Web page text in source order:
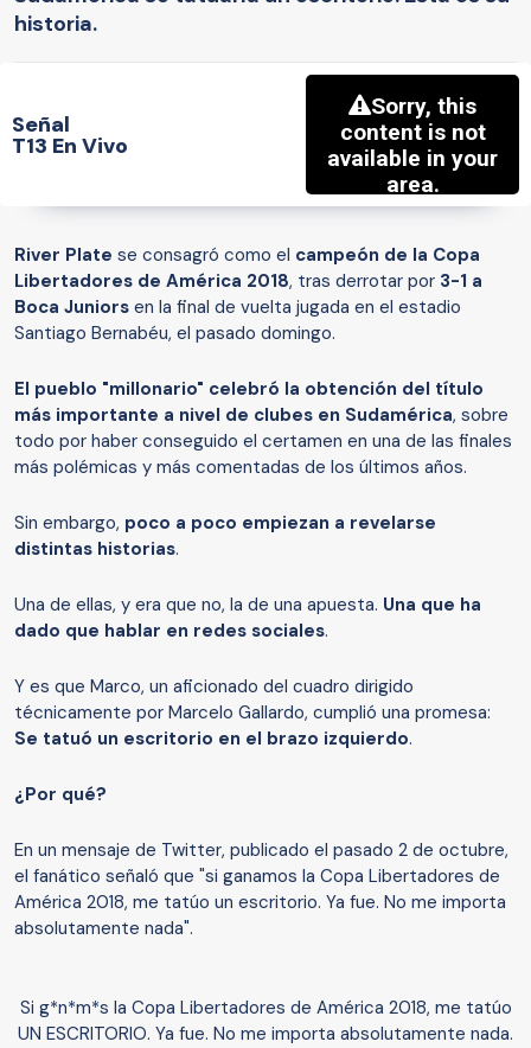
historia.
Señal
T13 En Vivo
River Plate se consagró como el campeón de la Copa
Libertadores de América 2018, tras derrotar por 3-1 a
Boca Juniors en la final de vuelta jugada en el estadio
Santiago Bernabéu, el pasado domingo.
El pueblo "millonario" celebró la obtención del título
más importante a nivel de clubes en Sudamérica, sobre
todo por haber conseguido el certamen en una de las finales
más polémicas y más comentadas de los últimos años.
Sin embargo, poco a poco empiezan a revelarse
distintas historias.
Una de ellas, y era que no, la de una apuesta. Una que ha
dado que hablar en redes sociales.
Y es que Marco, un aficionado del cuadro dirigido
técnicamente por Marcelo Gallardo, cumplió una promesa:
Se tatuó un escritorio en el brazo izquierdo.
¿Por qué?
En un mensaje de Twitter, publicado el pasado 2 de octubre,
el fanático señaló que "si ganamos la Copa Libertadores de
América 2018, me tatúo un escritorio. Ya fue. No me importa
absolutamente nada".
Si g*n*m*s la Copa Libertadores de América 2018, me tatúo
UN ESCRITORIO. Ya fue. No me importa absolutamente nada.